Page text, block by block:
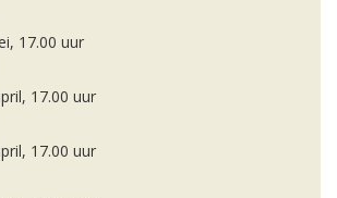
17.00 uur
17.00 uur
17.00 uur